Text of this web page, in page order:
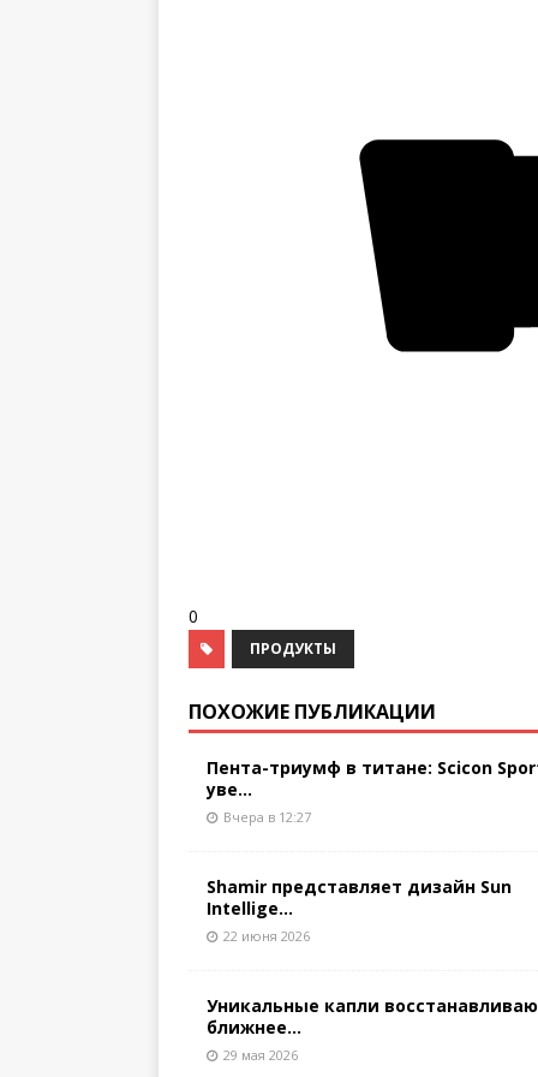
0
ПРОДУКТЫ
ПОХОЖИЕ ПУБЛИКАЦИИ
Пента-триумф в титане: Scicon
уве...
Вчера в 12:27
Shamir представляет дизайн Sun
Intellige...
22 июня 2026
Уникальные капли
ближнее...
29 мая 2026